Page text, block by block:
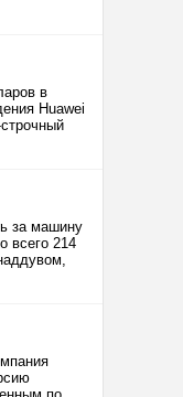
в
Huawei
за машину
всего 214